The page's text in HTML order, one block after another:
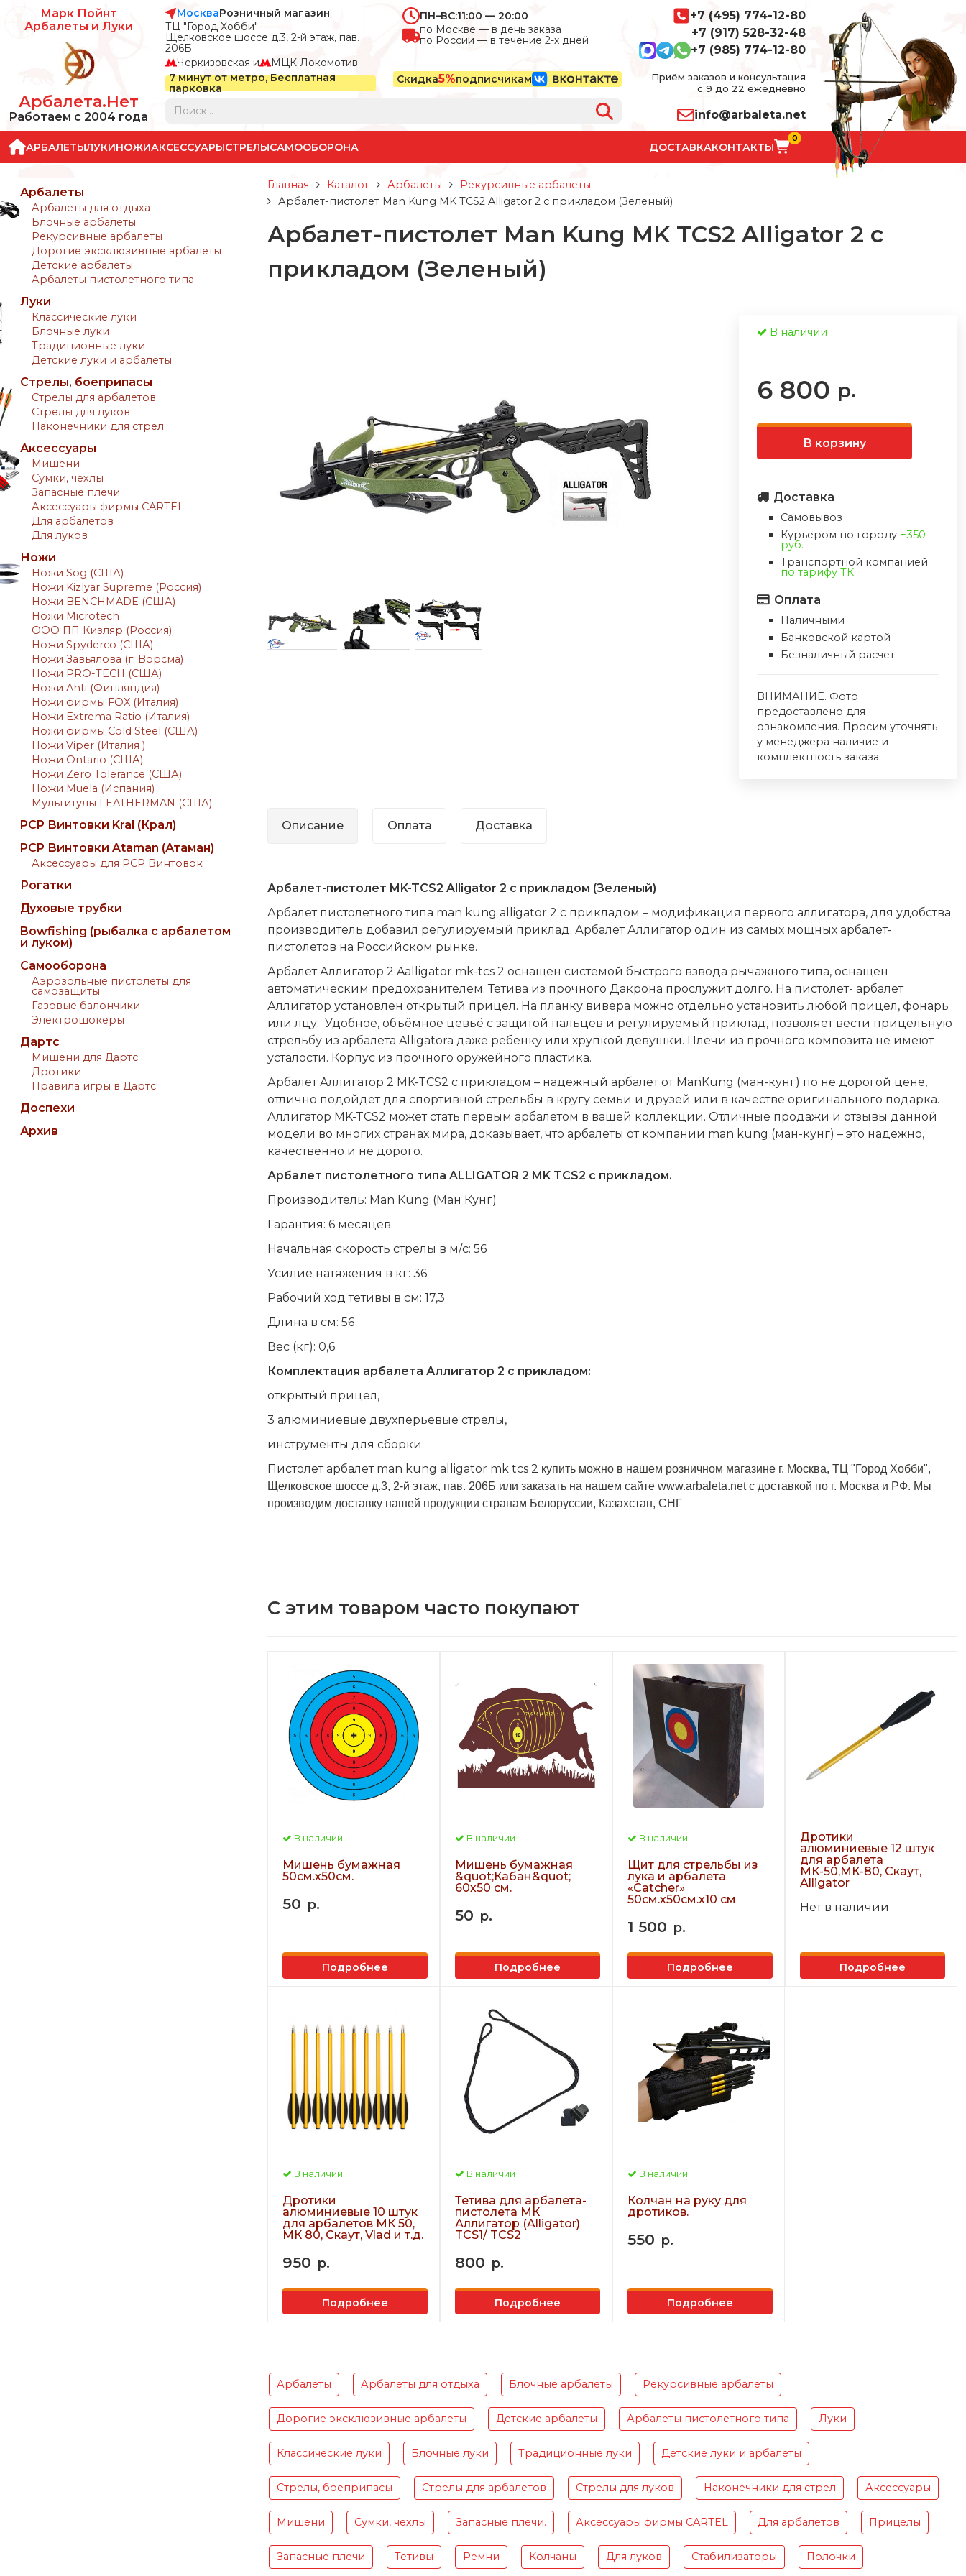
Марк Пойнт
Арбалеты и Луки
Арбалета.Нет
Работаем с 2004 года
МоскваРозничный магазин
ТЦ "Город Хобби"
Щелковское шоссе д.3, 2-й этаж, пав.
206Б
Черкизовская и
МЦК Локомотив
ПН–ВС:11:00 — 20:00
по Москве — в день заказа
по России — в течение 2-х дней
7 минут от метро, Бесплатная
парковка
Скидка5%подписчикам
+7 (495) 774-12-80
+7 (917) 528-32-48
+7 (985) 774-12-80
Приём заказов и консультация
с 9 до 22 ежедневно
info@arbaleta.net
АРБАЛЕТЫЛУКИНОЖИАКСЕССУАРЫСТРЕЛЫСАМООБОРОНА ДОСТАВКАКОНТАКТЫ
0
Арбалеты
Арбалеты для отдыха
Блочные арбалеты
Рекурсивные арбалеты
Дорогие эксклюзивные арбалеты
Детские арбалеты
Арбалеты пистолетного типа
Луки
Классические луки
Блочные луки
Традиционные луки
Детские луки и арбалеты
Стрелы, боеприпасы
Стрелы для арбалетов
Стрелы для луков
Наконечники для стрел
Аксессуары
Мишени
Сумки, чехлы
Запасные плечи.
Аксессуары фирмы CARTEL
Для арбалетов
Для луков
Ножи
Ножи Sog (США)
Ножи Kizlyar Supreme (Россия)
Ножи BENCHMADE (США)
Ножи Microtech
ООО ПП Кизляр (Россия)
Ножи Spyderco (США)
Ножи Завьялова (г. Ворсма)
Ножи PRO-TECH (США)
Ножи Ahti (Финляндия)
Ножи фирмы FOX (Италия)
Ножи Extrema Ratio (Италия)
Ножи фирмы Cold Steel (США)
Ножи Viper (Италия )
Ножи Ontario (США)
Ножи Zero Tolerance (США)
Ножи Muela (Испания)
Мультитулы LEATHERMAN (США)
PCP Винтовки Kral (Крал)
PCP Винтовки Ataman (Атаман)
Аксессуары для PCP Винтовок
Рогатки
Духовые трубки
Bowfishing (рыбалка с арбалетом
и луком)
Самооборона
Аэрозольные пистолеты для
самозащиты
Газовые балончики
Электрошокеры
Дартс
Мишени для Дартс
Дротики
Правила игры в Дартс
Доспехи
Архив
Главная Каталог Арбалеты
Рекурсивные арбалеты
Арбалет-пистолет Man Kung MK TCS2 Alligator 2 с прикладом (Зеленый)
Арбалет-пистолет Man Kung MK TCS2 Alligator 2 с
прикладом (Зеленый)
В наличии
6 800 р.
В корзину
Доставка
Самовывоз
Курьером по городу +350
руб.
Транспортной компанией
по тарифу ТК.
Оплата
Наличными
Банковской картой
Безналичный расчет
ВНИМАНИЕ. Фото
предоставлено для
ознакомления. Просим уточнять
у менеджера наличие и
комплектность заказа.
Описание Оплата Доставка
Арбалет-пистолет MK-TCS2 Alligator 2 с прикладом (Зеленый)
Арбалет пистолетного типа man kung alligator 2 с прикладом – модификация первого аллигатора, для удобства
производитель добавил регулируемый приклад. Арбалет Аллигатор один из самых мощных арбалет-
пистолетов на Российском рынке.
Арбалет Аллигатор 2 Aalligator mk-tcs 2 оснащен системой быстрого взвода рычажного типа, оснащен
автоматическим предохранителем. Тетива из прочного Дакрона прослужит долго. На пистолет- арбалет
Аллигатор установлен открытый прицел. На планку вивера можно отдельно установить любой прицел, фонарь
или лцу. Удобное, объёмное цевьё с защитой пальцев и регулируемый приклад, позволяет вести прицельную
стрельбу из арбалета Alligatora даже ребенку или хрупкой девушки. Плечи из прочного композита не имеют
усталости. Корпус из прочного оружейного пластика.
Арбалет Аллигатор 2 MK-TCS2 с прикладом – надежный арбалет от ManKung (ман-кунг) по не дорогой цене,
отлично подойдет для спортивной стрельбы в кругу семьи и друзей или в качестве оригинального подарка.
Аллигатор MK-TCS2 может стать первым арбалетом в вашей коллекции. Отличные продажи и отзывы данной
модели во многих странах мира, доказывает, что арбалеты от компании man kung (ман-кунг) – это надежно,
качественно и не дорого.
Арбалет пистолетного типа ALLIGATOR 2 MK TCS2 с прикладом.
Производитель: Man Kung (Ман Кунг)
Гарантия: 6 месяцев
Начальная скорость стрелы в м/с: 56
Усилие натяжения в кг: 36
Рабочий ход тетивы в см: 17,3
Длина в см: 56
Вес (кг): 0,6
Комплектация арбалета Аллигатор 2 с прикладом:
открытый прицел,
3 алюминиевые двухперьевые стрелы,
инструменты для сборки.
Пистолет арбалет man kung alligator mk tcs 2 купить можно в нашем розничном магазине г. Москва, ТЦ "Город Хобби",
Щелковское шоссе д.3, 2-й этаж, пав. 206Б или заказать на нашем сайте www.arbaleta.net с доставкой по г. Москва и РФ. Мы
производим доставку нашей продукции странам Белоруссии, Казахстан, СНГ
С этим товаром часто покупают
В наличии
Мишень бумажная
50см.х50см.
50 р.
Подробнее
В наличии
Мишень бумажная
&quot;Кабан&quot;
60х50 см.
50 р.
Подробнее
В наличии
Щит для стрельбы из
лука и арбалета
«Сatcher»
50см.х50см.х10 см
1 500 р.
Подробнее
Дротики
алюминиевые 12 штук
для арбалета
МК-50,МК-80, Скаут,
Alligator
Нет в наличии
Подробнее
В наличии
Дротики
алюминиевые 10 штук
для арбалетов МК 50,
МК 80, Скаут, Vlad и т.д.
950 р.
Подробнее
В наличии
Тетива для арбалета-
пистолета МК
Аллигатор (Alligator)
TCS1/ TCS2
800 р.
Подробнее
В наличии
Колчан на руку для
дротиков.
550 р.
Подробнее
Арбалеты Арбалеты для отдыха Блочные арбалеты Рекурсивные арбалеты
Дорогие эксклюзивные арбалеты Детские арбалеты Арбалеты пистолетного типа Луки
Классические луки Блочные луки Традиционные луки Детские луки и арбалеты
Стрелы, боеприпасы Стрелы для арбалетов Стрелы для луков Наконечники для стрел Аксессуары
Мишени Сумки, чехлы Запасные плечи. Аксессуары фирмы CARTEL Для арбалетов Прицелы
Запасные плечи Тетивы Ремни Колчаны Для луков Стабилизаторы Полочки